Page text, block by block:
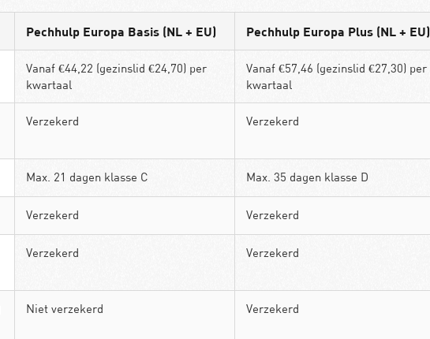
Pechhulp Europa Basis (NL + EU) Pechhulp Europa Plus (NL + EU)
Vanaf €44,22 (gezinslid €24,70) per
kwartaal
Vanaf €57,46 (gezinslid €27,30) per
kwartaal
Verzekerd Verzekerd
Max. 21 dagen klasse C Max. 35 dagen klasse D
Verzekerd Verzekerd
Verzekerd Verzekerd
Niet verzekerd Verzekerd